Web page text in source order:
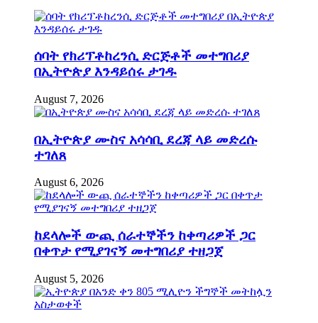
ሰባት የክሪፕቶከረንሲ ድርጅቶች መተግበሪያ
በኢትዮጵያ እንዳይሰሩ ታገዱ
August 7, 2026
በኢትዮጵያ ሙስና አሳሳቢ ደረጃ ላይ መድረሱ
ተገለጸ
August 6, 2026
ከደላሎች ውጪ ሰራተኞችን ከቀጣሪዎች ጋር
በቀጥታ የሚያገናኝ መተግበሪያ ተዘጋጀ
August 5, 2026